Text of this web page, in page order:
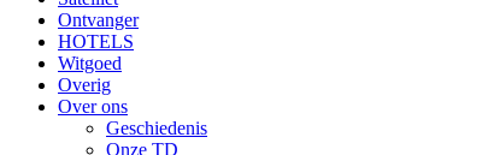
Ontvanger
HOTELS
Witgoed
Overig
Over ons
Geschiedenis
Onze TD